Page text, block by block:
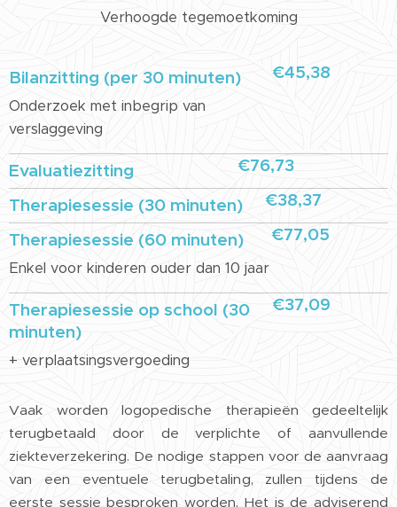
Verhoogde tegemoetkoming
Bilanzitting (per 30 minuten)
Onderzoek met inbegrip van
verslaggeving
€45,38
Evaluatiezitting
€76,73
Therapiesessie (30 minuten)
€38,37
Therapiesessie (60 minuten)
Enkel voor kinderen ouder dan 10 jaar
€77,05
Therapiesessie op school (30
minuten)
+ verplaatsingsvergoeding
€37,09
Vaak worden logopedische therapieën gedeeltelijk
terugbetaald door de verplichte of aanvullende
ziekteverzekering. De nodige stappen voor de aanvraag
van een eventuele terugbetaling, zullen tijdens de
eerste sessie besproken worden. Het is de adviserend